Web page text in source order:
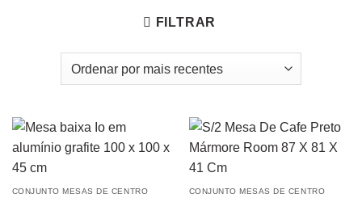
FILTRAR
CONJUNTO MESAS DE CENTRO CONJUNTO MESAS DE CENTRO